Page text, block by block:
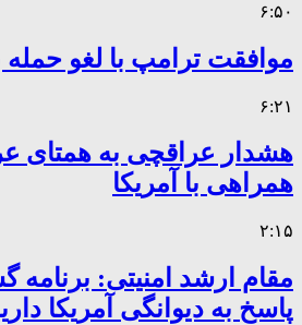
۶:۵۰
موافقت ترامپ با لغو حمله
۶:۲۱
هشدار عراقچی به همتای
همراهی با آمریکا
۲:۱۵
مقام ارشد امنیتی: برنامه
پاسخ به دیوانگی آمریکا